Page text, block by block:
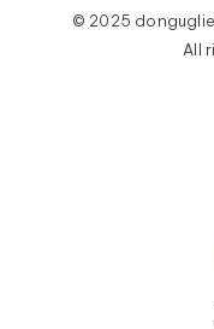
© 2025
All